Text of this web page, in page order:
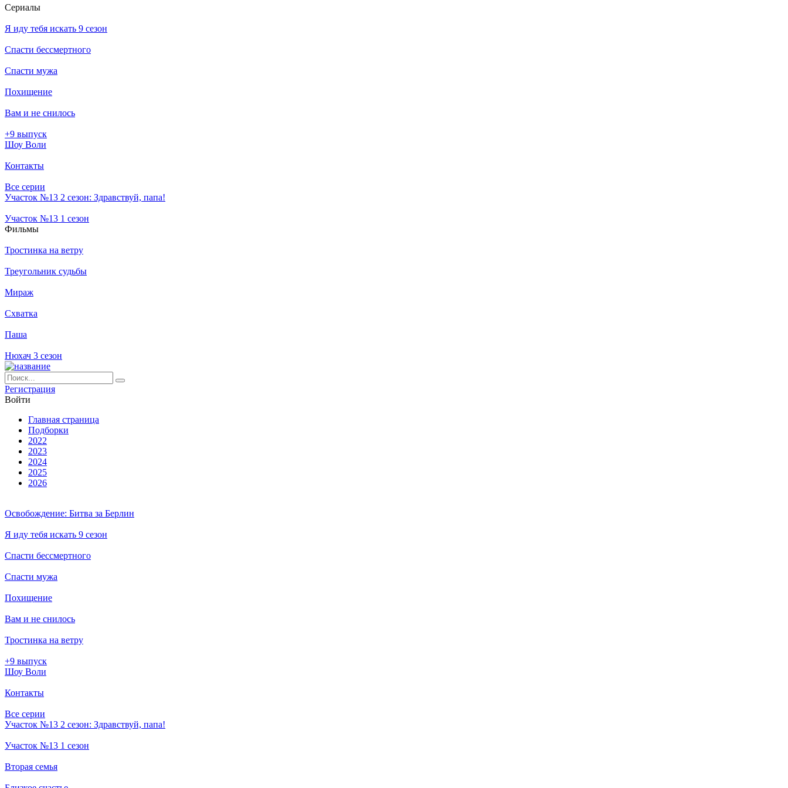
Се­риа­лы
Я иду тебя искать 9 сезон
Спасти бессмертного
Спасти мужа
Похищение
Вам и не снилось
+9 выпуск
Шоу Воли
Контакты
Все серии
Участок №13 2 сезон: Здравствуй, папа!
Участок №13 1 сезон
Филь­мы
Тростинка на ветру
Треугольник судьбы
Мираж
Схватка
Паша
Нюхач 3 сезон
Ре­ги­ст­ра­ция
Вой­ти
Глав­ная стра­ни­ца
Подборки
2022
2023
2024
2025
2026
Освобождение: Битва за Берлин
Я иду тебя искать 9 сезон
Спасти бессмертного
Спасти мужа
Похищение
Вам и не снилось
Тростинка на ветру
+9 выпуск
Шоу Воли
Контакты
Все серии
Участок №13 2 сезон: Здравствуй, папа!
Участок №13 1 сезон
Вторая семья